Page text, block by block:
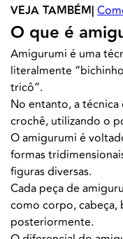
VEJA TAMBÉM|
O que é
Amigurumi é uma
literalmente
tricô”.
No entanto, a
crochê, utilizando o
O amigurumi é
formas
figuras diversas.
Cada peça de
como corpo, cabeça,
posteriormente.